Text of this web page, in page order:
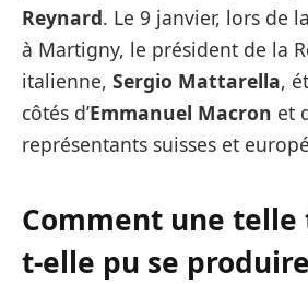
Reynard. Le 9 janvier, lors de
à Martigny, le président de la
italienne, Sergio Mattarella,
côtés d’Emmanuel Macron et
représentants suisses et
Comment une telle
t-elle pu se